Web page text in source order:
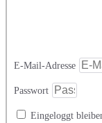
E-Mail-Adresse
Passwort
Eingeloggt